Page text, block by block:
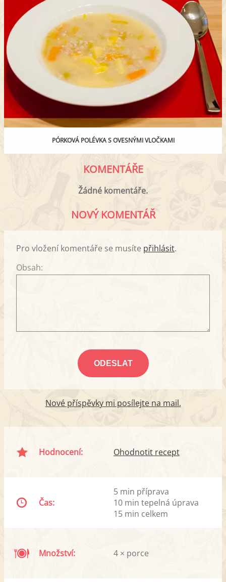
PÓRKOVÁ POLÉVKA S OVESNÝMI VLOČKAMI
KOMENTÁŘE
Žádné komentáře.
NOVÝ KOMENTÁŘ
Pro vložení komentáře se musíte přihlásit.
Obsah:
Nové příspěvky mi posílejte na mail.
Hodnocení: Ohodnotit recept
Čas:
5 min příprava
10 min tepelná úprava
15 min celkem
Množství: 4 × porce